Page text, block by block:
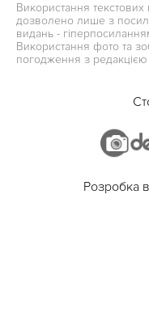
Використання текстових
дозволено лише з
видань -
Використання фото та
погодження з
Розробка